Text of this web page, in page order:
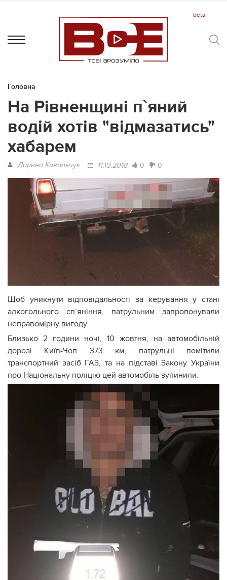
Головна
На Рівненщині п`яний
водій хотів "відмазатись"
хабарем
Дарина Ковальчук 11.10.2018 0 0
Щоб уникнути відповідальності за керування у стані
алкогольного сп’яніння, патрульним запропонували
неправомірну вигоду
Близько 2 години ночі, 10 жовтня, на автомобільній
дорозі Київ-Чоп 373 км, патрульні помітили
транспортний засіб ГАЗ, та на підставі Закону України
про Національну поліцію цей автомобіль зупинили.